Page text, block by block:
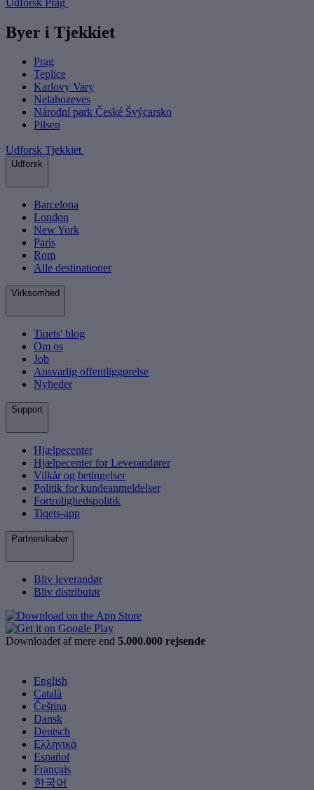
Byer i Tjekkiet
Prag
Teplice
Karlovy Vary
Nelahozeves
Národní park České Švýcarsko
Pilsen
Udforsk Tjekkiet
Udforsk
Barcelona
London
New York
Paris
Rom
Alle destinationer
Virksomhed
Tiqets' blog
Om os
Job
Ansvarlig offentliggørelse
Nyheder
Support
Hjælpecenter
Hjælpecenter for Leverandører
Vilkår og betingelser
Politik for kundeanmeldelser
Fortrolighedspolitik
Tiqets-app
Partnerskaber
Bliv leverandør
Bliv distributør
Downloadet af mere end 5.000.000 rejsende
English
Català
Čeština
Dansk
Deutsch
Ελληνικά
Español
Français
한국어